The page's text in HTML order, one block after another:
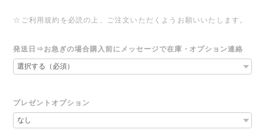
☆ご利用規約を必読の上、ご注文いただくようお願いいたします。
発送日⇒お急ぎの場合購入前にメッセージで在庫・オプション連絡
プレゼントオプション